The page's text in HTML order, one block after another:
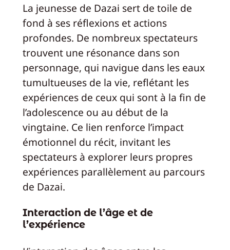
La jeunesse de Dazai sert de toile de
fond à ses réflexions et actions
profondes. De nombreux spectateurs
trouvent une résonance dans son
personnage, qui navigue dans les eaux
tumultueuses de la vie, reflétant les
expériences de ceux qui sont à la fin de
l’adolescence ou au début de la
vingtaine. Ce lien renforce l’impact
émotionnel du récit, invitant les
spectateurs à explorer leurs propres
expériences parallèlement au parcours
de Dazai.
Interaction de l’âge et de
l’expérience